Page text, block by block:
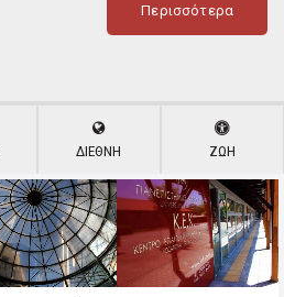
Περισσότερα
ΔΙΕΘΝΗ ΖΩΗ